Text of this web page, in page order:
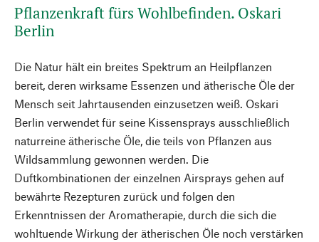
Pflanzenkraft fürs Wohlbefinden. Oskari
Berlin
Die Natur hält ein breites Spektrum an Heilpflanzen
bereit, deren wirksame Essenzen und ätherische Öle der
Mensch seit Jahrtausenden einzusetzen weiß. Oskari
Berlin verwendet für seine Kissensprays ausschließlich
naturreine ätherische Öle, die teils von Pflanzen aus
Wildsammlung gewonnen werden. Die
Duftkombinationen der einzelnen Airsprays gehen auf
bewährte Rezepturen zurück und folgen den
Erkenntnissen der Aromatherapie, durch die sich die
wohltuende Wirkung der ätherischen Öle noch verstärken